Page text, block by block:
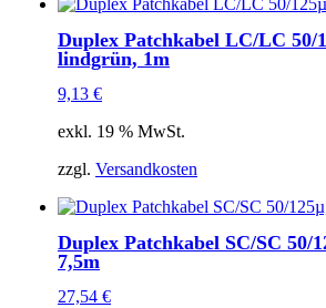
Duplex Patchkabel LC/LC 50/
lindgrün, 1m
9,13 €
exkl. 19 % MwSt.
zzgl. Versandkosten
Duplex Patchkabel SC/SC 50/
7,5m
27,54 €